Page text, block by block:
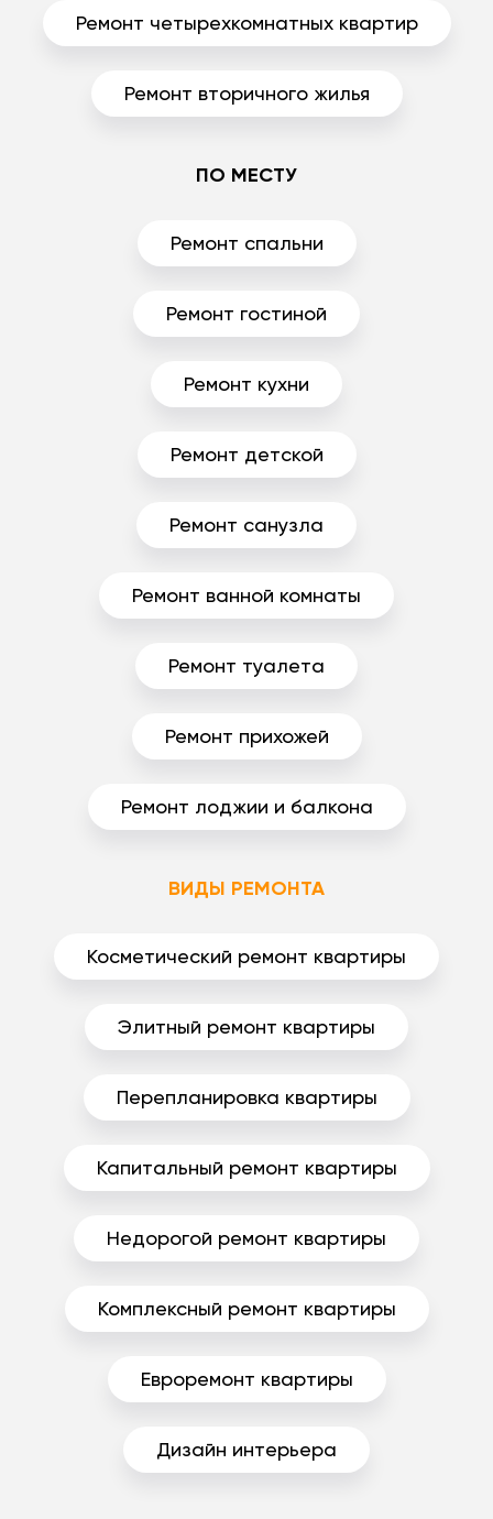
Ремонт четырехкомнатных квартир
Ремонт вторичного жилья
ПО МЕСТУ
Ремонт спальни
Ремонт гостиной
Ремонт кухни
Ремонт детской
Ремонт санузла
Ремонт ванной комнаты
Ремонт туалета
Ремонт прихожей
Ремонт лоджии и балкона
ВИДЫ РЕМОНТА
Косметический ремонт квартиры
Элитный ремонт квартиры
Перепланировка квартиры
Капитальный ремонт квартиры
Недорогой ремонт квартиры
Комплексный ремонт квартиры
Евроремонт квартиры
Дизайн интерьера